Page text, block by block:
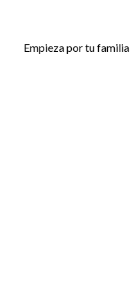
Empieza por tu familia